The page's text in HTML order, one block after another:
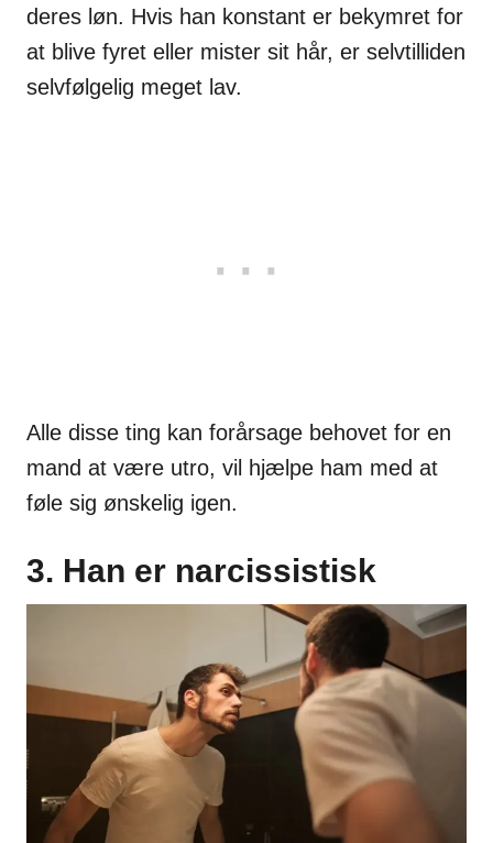
deres løn. Hvis han konstant er bekymret for
at blive fyret eller mister sit hår, er selvtilliden
selvfølgelig meget lav.
Alle disse ting kan forårsage behovet for en
mand at være utro, vil hjælpe ham med at
føle sig ønskelig igen.
3. Han er narcissistisk